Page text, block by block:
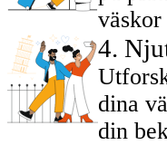
väskor
4.
dina
din